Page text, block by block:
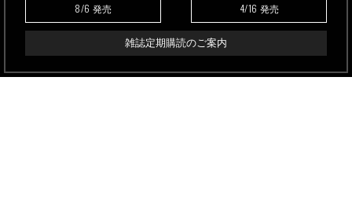
8/6 発売 4/16 発売
雑誌定期購読のご案内